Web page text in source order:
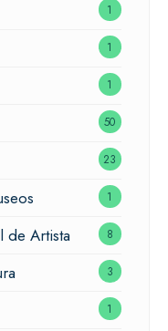
1
1
1
50
23
1
de Artista 8
3
1